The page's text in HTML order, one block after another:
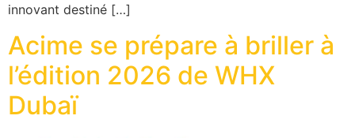
innovant destiné […]
Acime se prépare à briller à
l’édition 2026 de WHX
Dubaï